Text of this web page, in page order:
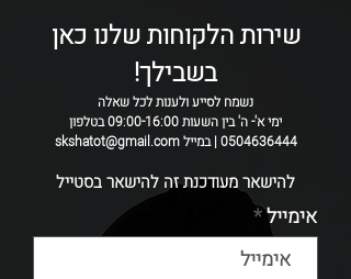
כל קשת נתפרת בעבודת יד
ולכן ייתכנו שיינוים קטנים בין קשת לקשת.
שירות הלקוחות שלנו כאן
בשבילך!
נשמח לסייע ולענות לכל שאלה
ימי א'- ה' בין השעות 09:00-16:00 בטלפון
0504636444 | במייל skshatot@gmail.com
להישאר מעודכנת זה להישאר בסטייל
אימייל